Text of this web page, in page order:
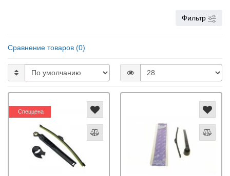
Фильтр
Сравнение товаров (0)
Спеццена